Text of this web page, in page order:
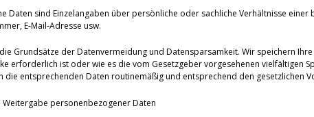
Daten sind Einzelangaben über persönliche oder sachliche Verhältnisse
E-Mail-Adresse usw.
Grundsätze der Datenvermeidung und Datensparsamkeit. Wir speichern
erforderlich ist oder wie es die vom Gesetzgeber vorgesehenen vielfältigen
die entsprechenden Daten routinemäßig und entsprechend den gesetzlichen
Weitergabe personenbezogener Daten